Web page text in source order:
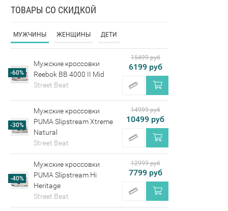
ТОВАРЫ СО СКИДКОЙ
МУЖЧИНЫ ЖЕНЩИНЫ ДЕТИ
-60%
Мужские кроссовки
Reebok BB 4000 II Mid
Street Beat
15499 руб
6199 руб
-30%
Мужские кроссовки
PUMA Slipstream Xtreme
Natural
Street Beat
14999 руб
10499 руб
-40%
Мужские кроссовки
PUMA Slipstream Hi
Heritage
Street Beat
12999 руб
7799 руб